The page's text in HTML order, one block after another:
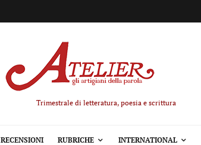
Trimestrale di letteratura, poesia e scrittura
RECENSIONI RUBRICHE INTERNATIONAL